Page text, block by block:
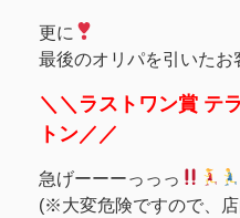
更に
最後のオリパを引いた
＼＼ラストワン賞 テ
トン／／
急げーーーっっっ
(※大変危険ですので、